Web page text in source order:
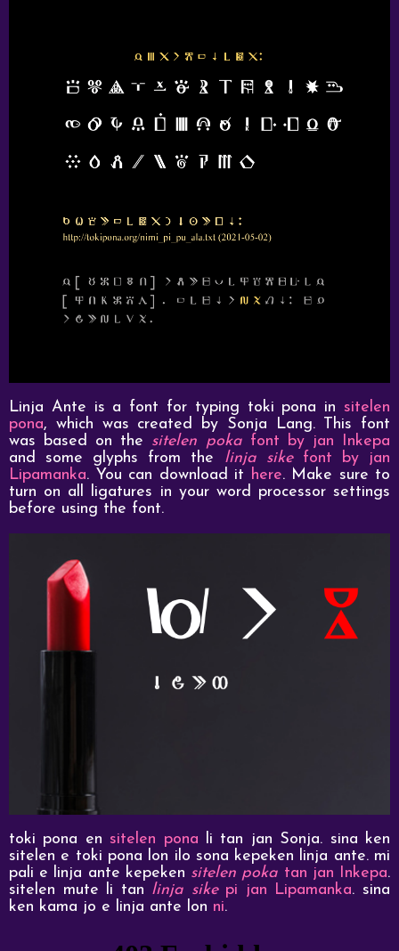
Linja Ante is a font for typing toki pona in sitelen
pona, which was created by Sonja Lang. This font
was based on the sitelen pokafont by jan Inkepa
and some glyphs from the linja sikefont by jan
Lipamanka. You can download it here. Make sure to
turn on all ligatures in your word processor settings
before using the font.
toki pona en sitelen pona li tan jan Sonja. sina ken
sitelen e toki pona lon ilo sona kepeken linja ante. mi
pali e linja ante kepeken sitelen poka tan jan Inkepa.
sitelen mute li tan linja sikepi jan Lipamanka. sina
ken kama jo e linja ante lon ni.